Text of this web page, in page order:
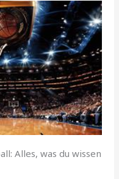
Alles, was du wissen